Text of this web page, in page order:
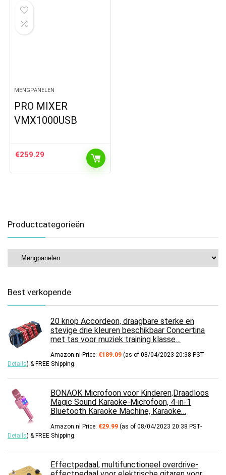
MENGPANELEN
PRO MIXER
VMX1000USB
€259.29
Productcategorieën
Best verkopende
20 knop Accordeon, draagbare sterke en
stevige drie kleuren beschikbaar Concertina
met tas voor muziek training klasse…
Amazon.nl Price: €189.09 (as of 08/04/2023 20:38 PST-
Details) & FREE Shipping.
BONAOK Microfoon voor Kinderen,Draadloos
Magic Sound Karaoke-Microfoon, 4-in-1
Bluetooth Karaoke Machine, Karaoke…
Amazon.nl Price: €29.99 (as of 08/04/2023 20:38 PST-
Details) & FREE Shipping.
Effectpedaal, multifunctioneel overdrive-